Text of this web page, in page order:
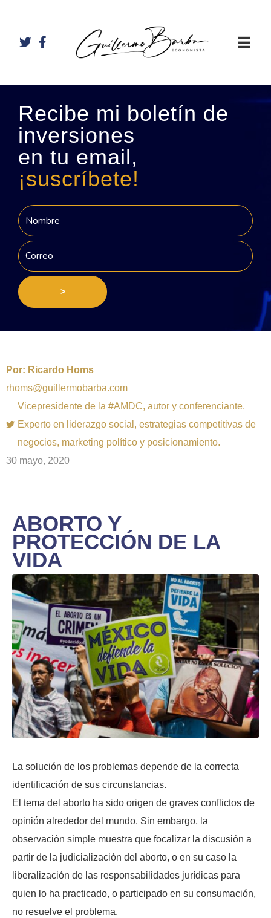
Recibe mi boletín de
inversiones
en tu email,
¡suscríbete!
>
Por: Ricardo Homs
rhoms@guillermobarba.com
Vicepresidente de la #AMDC, autor y conferenciante.
Experto en liderazgo social, estrategias competitivas de
negocios, marketing político y posicionamiento.
30 mayo, 2020
ABORTO Y
PROTECCIÓN DE LA
VIDA
La solución de los problemas depende de la correcta
identificación de sus circunstancias.
El tema del aborto ha sido origen de graves conflictos de
opinión alrededor del mundo. Sin embargo, la
observación simple muestra que focalizar la discusión a
partir de la judicialización del aborto, o en su caso la
liberalización de las responsabilidades jurídicas para
quien lo ha practicado, o participado en su consumación,
no resuelve el problema.